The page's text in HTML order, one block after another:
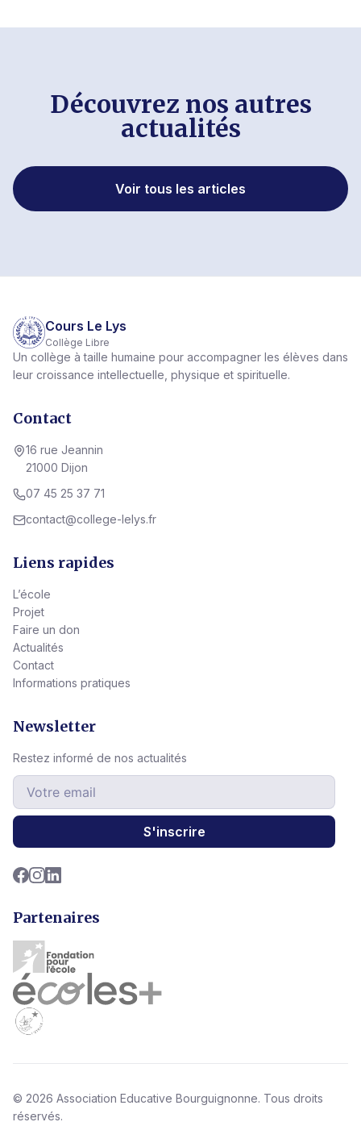
Découvrez nos autres
actualités
Voir tous les articles
Cours Le Lys
Collège Libre
Un collège à taille humaine pour accompagner les élèves dans
leur croissance intellectuelle, physique et spirituelle.
Contact
16 rue Jeannin
21000 Dijon
07 45 25 37 71
contact@college-lelys.fr
Liens rapides
L’école
Projet
Faire un don
Actualités
Contact
Informations pratiques
Newsletter
Restez informé de nos actualités
S'inscrire
Partenaires
© 2026 Association Educative Bourguignonne. Tous droits
réservés.